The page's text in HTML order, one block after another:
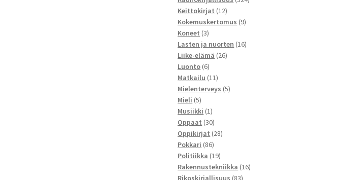
Keittokirjat 1212
tuotetta
Kokemuskertomus 99
Koneet 33
tuotetta
Lasten ja nuorten 1616
Liike-elämä 2626
Luonto 66
tuotetta
Matkailu 1111
tuotetta
Mielenterveys 55
Mieli 55
tuotetta
Musiikki 11
tuote
Oppaat 3030
tuotetta
Oppikirjat 2828
Pokkari 8686
tuotetta
Politiikka 1919
tuotetta
Rakennustekniikka 1616
83